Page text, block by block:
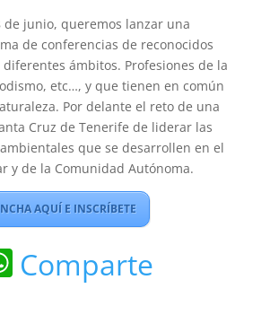
de junio, queremos lanzar una
de conferencias de reconocidos
ámbitos. Profesiones de la
etc…, y que tienen en común
Por delante el reto de una
Cruz de Tenerife de liderar las
que se desarrollen en el
y de la Comunidad Autónoma.
AQUÍ E INSCRÍBETE
W
Comparte